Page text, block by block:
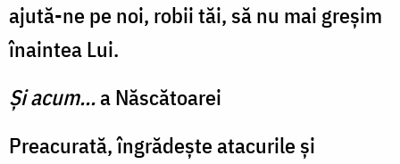
ajută-ne pe noi, robii tăi, să nu mai greșim
înaintea Lui.
Și acum...a Născătoarei
Preacurată, îngrădește atacurile și